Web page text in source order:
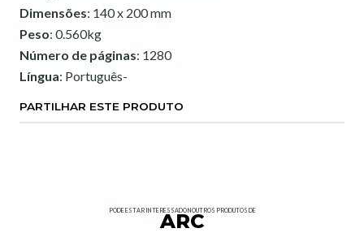
Dimensões: 140 x 200 mm
Peso: 0.560kg
Número de páginas: 1280
Língua: Português-
PARTILHAR ESTE PRODUTO
PODE ESTAR INTERESSADO NOUTROS PRODUTOS DE
ARC